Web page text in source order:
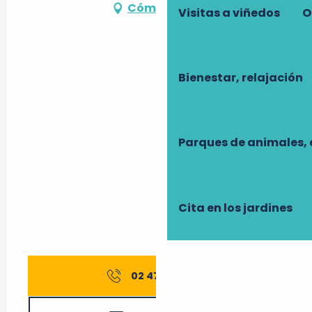
Visitas a viñedos
Bienestar, relajación
Parques de
Cita en los jardines
Cómo llegar
02 47 37 73